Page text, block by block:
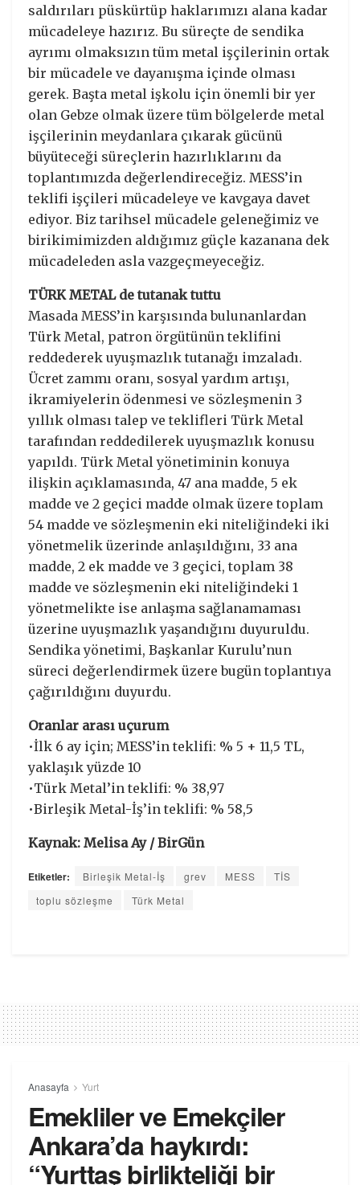
saldırıları püskürtüp haklarımızı alana kadar
mücadeleye hazırız. Bu süreçte de sendika
ayrımı olmaksızın tüm metal işçilerinin ortak
bir mücadele ve dayanışma içinde olması
gerek. Başta metal işkolu için önemli bir yer
olan Gebze olmak üzere tüm bölgelerde metal
işçilerinin meydanlara çıkarak gücünü
büyüteceği süreçlerin hazırlıklarını da
toplantımızda değerlendireceğiz. MESS’in
teklifi işçileri mücadeleye ve kavgaya davet
ediyor. Biz tarihsel mücadele geleneğimiz ve
birikimimizden aldığımız güçle kazanana dek
mücadeleden asla vazgeçmeyeceğiz.
TÜRK METAL de tutanak tuttu
Masada MESS’in karşısında bulunanlardan
Türk Metal, patron örgütünün teklifini
reddederek uyuşmazlık tutanağı imzaladı.
Ücret zammı oranı, sosyal yardım artışı,
ikramiyelerin ödenmesi ve sözleşmenin 3
yıllık olması talep ve teklifleri Türk Metal
tarafından reddedilerek uyuşmazlık konusu
yapıldı. Türk Metal yönetiminin konuya
ilişkin açıklamasında, 47 ana madde, 5 ek
madde ve 2 geçici madde olmak üzere toplam
54 madde ve sözleşmenin eki niteliğindeki iki
yönetmelik üzerinde anlaşıldığını, 33 ana
madde, 2 ek madde ve 3 geçici, toplam 38
madde ve sözleşmenin eki niteliğindeki 1
yönetmelikte ise anlaşma sağlanamaması
üzerine uyuşmazlık yaşandığını duyuruldu.
Sendika yönetimi, Başkanlar Kurulu’nun
süreci değerlendirmek üzere bugün toplantıya
çağırıldığını duyurdu.
Oranlar arası uçurum
•İlk 6 ay için; MESS’in teklifi: % 5 + 11,5 TL,
yaklaşık yüzde 10
•Türk Metal’in teklifi: % 38,97
•Birleşik Metal-İş’in teklifi: % 58,5
Kaynak: Melisa Ay / BirGün
Etiketler: Birleşik Metal-İş grev MESS
TİS
toplu sözleşme
Türk Metal
Anasayfa Yurt
Emekliler ve Emekçiler
Ankara’da haykırdı:
“Yurttaş birlikteliği bir